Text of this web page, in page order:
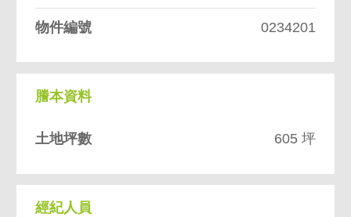
物件編號 0234201
謄本資料
土地坪數 605 坪
經紀人員